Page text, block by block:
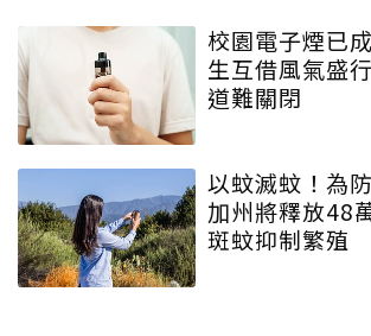
校園電子煙已
生互借風氣盛
道難關閉
以蚊滅蚊！為
加州將釋放48
斑蚊抑制繁殖